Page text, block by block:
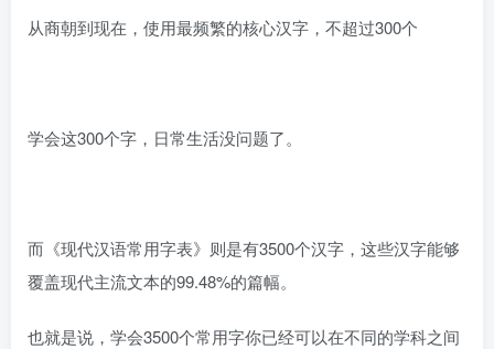
从商朝到现在，使用最频繁的核心汉字，不超过300个
学会这300个字，日常生活没问题了。
而《现代汉语常用字表》则是有3500个汉字，这些汉字能够
覆盖现代主流文本的99.48%的篇幅。
也就是说，学会3500个常用字你已经可以在不同的学科之间